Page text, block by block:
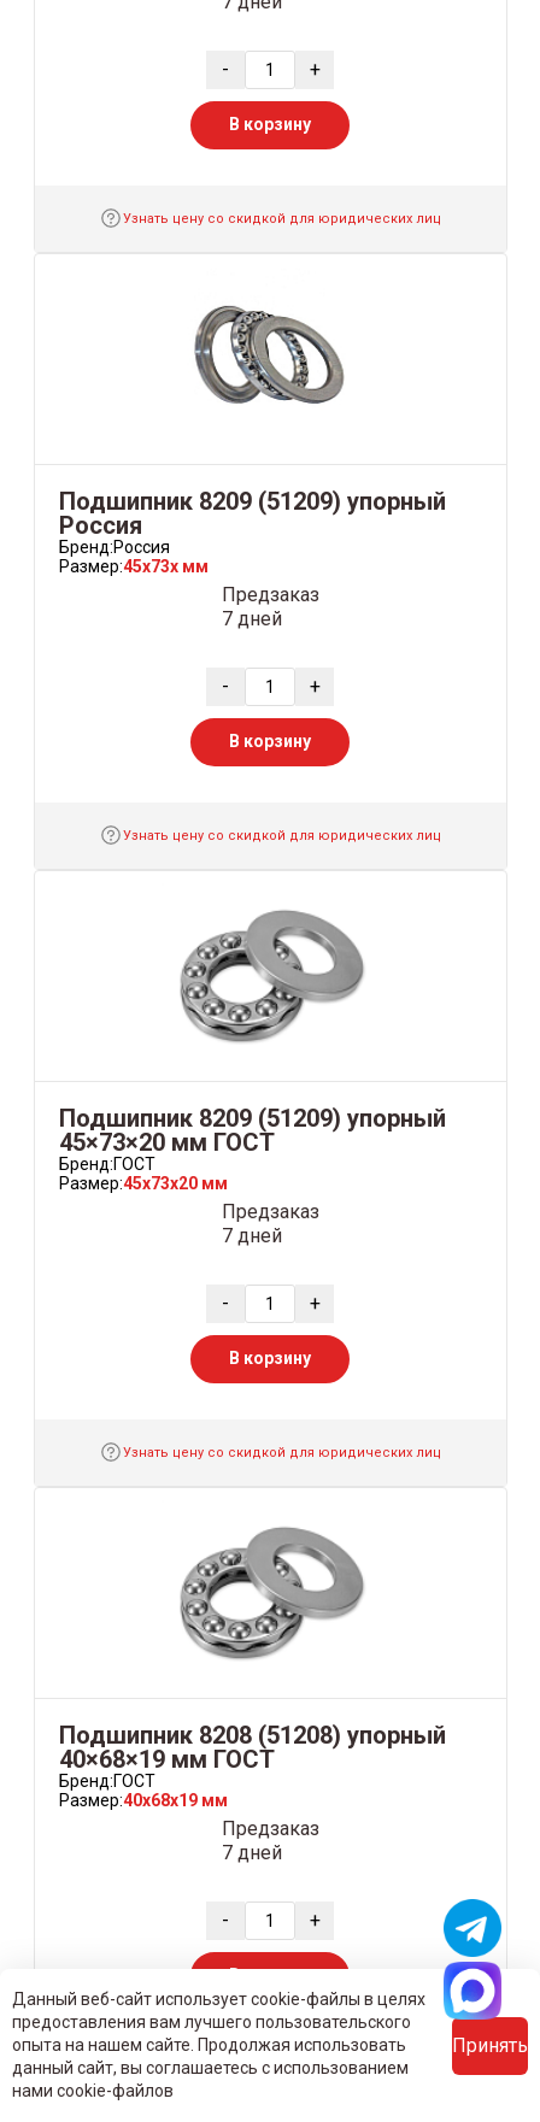
- +
В корзину
Узнать цену со скидкой для юридических лиц
Подшипник 8209 (51209) упорный
Россия
Бренд:Россия
Размер:45x73x мм
Предзаказ
7 дней
- +
В корзину
Узнать цену со скидкой для юридических лиц
Подшипник 8209 (51209) упорный
45×73×20 мм ГОСТ
Бренд:ГОСТ
Размер:45x73x20 мм
Предзаказ
7 дней
- +
В корзину
Узнать цену со скидкой для юридических лиц
Подшипник 8208 (51208) упорный
40×68×19 мм ГОСТ
Бренд:ГОСТ
Размер:40x68x19 мм
Предзаказ
7 дней
- +
В корзину
Узнать цену со скидкой для юридических лиц
Данный веб-сайт использует cookie-файлы в целях
предоставления вам лучшего пользовательского
опыта на нашем сайте. Продолжая использовать
данный сайт, вы соглашаетесь с использованием
нами cookie-файлов
Принять